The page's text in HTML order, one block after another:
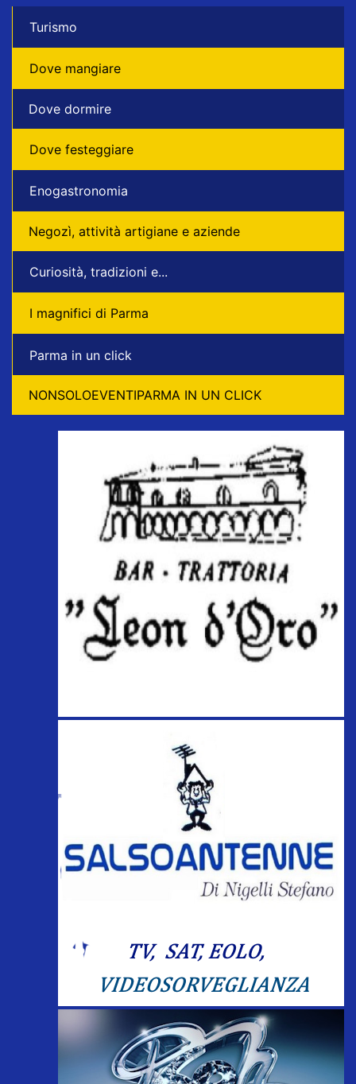
Turismo
Dove mangiare
Dove dormire
Dove festeggiare
Enogastronomia
Negozì, attività artigiane e aziende
Curiosità, tradizioni e...
I magnifici di Parma
Parma in un click
NONSOLOEVENTIPARMA IN UN CLICK